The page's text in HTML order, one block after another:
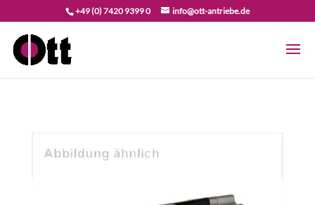
+49 (0) 7420 9399 0 info@ott-antriebe.de